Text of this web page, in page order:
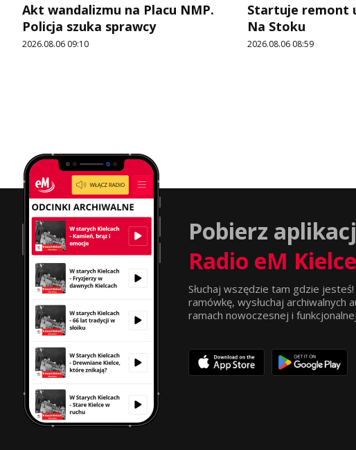
Akt wandalizmu na Placu NMP.
Policja szuka sprawcy
2026.08.06 09:10
Startuje remont
Na Stoku
2026.08.06 08:59
Pobierz
Radio eM Kielce
Słuchaj wszędzie tam gdzie
ramówkę, wysłuchaj archiwalnych
ramach nowoczesnej i